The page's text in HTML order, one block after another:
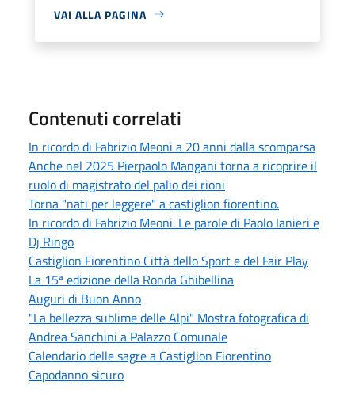
VAI ALLA PAGINA
Contenuti correlati
In ricordo di Fabrizio Meoni a 20 anni dalla scomparsa
Anche nel 2025 Pierpaolo Mangani torna a ricoprire il
ruolo di magistrato del palio dei rioni
Torna "nati per leggere" a castiglion fiorentino.
In ricordo di Fabrizio Meoni. Le parole di Paolo Ianieri e
Dj Ringo
Castiglion Fiorentino Città dello Sport e del Fair Play
La 15ª edizione della Ronda Ghibellina
Auguri di Buon Anno
"La bellezza sublime delle Alpi" Mostra fotografica di
Andrea Sanchini a Palazzo Comunale
Calendario delle sagre a Castiglion Fiorentino
Capodanno sicuro